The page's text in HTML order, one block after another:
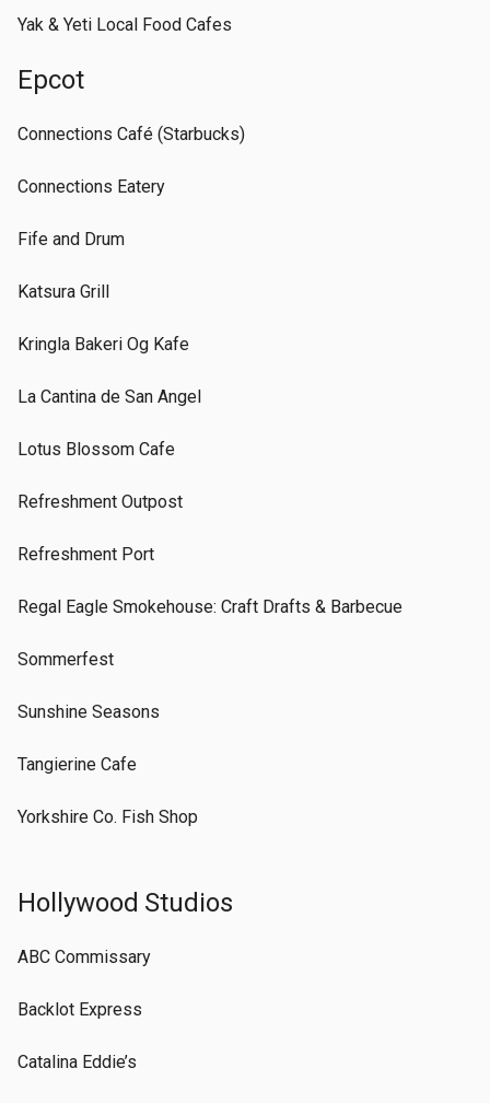
Yak & Yeti Local Food Cafes
Epcot
Connections Café (Starbucks)
Connections Eatery
Fife and Drum
Katsura Grill
Kringla Bakeri Og Kafe
La Cantina de San Angel
Lotus Blossom Cafe
Refreshment Outpost
Refreshment Port
Regal Eagle Smokehouse: Craft Drafts & Barbecue
Sommerfest
Sunshine Seasons
Tangierine Cafe
Yorkshire Co. Fish Shop
Hollywood Studios
ABC Commissary
Backlot Express
Catalina Eddie’s